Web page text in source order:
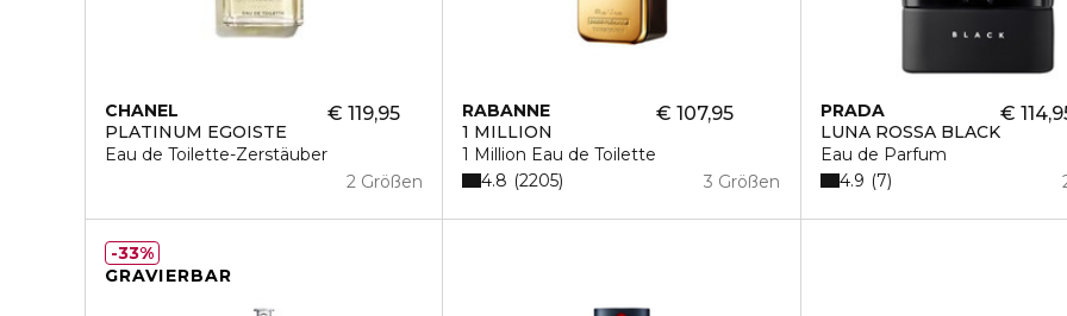
CHANEL
PLATINUM EGOISTE
Eau de Toilette-Zerstäuber
€ 119,95
2 Größen
RABANNE
1 MILLION
1 Million Eau de Toilette
€ 107,95
3 Größen
4.8 2205
PRADA
LUNA ROSSA BLACK
Eau de Parfum
€
4.9 7
GRAVIERBAR
33%